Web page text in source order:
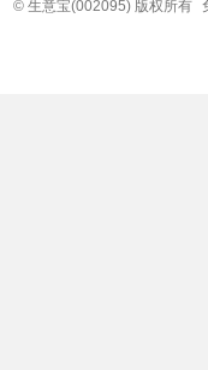
© 生意宝(002095) 版权所有